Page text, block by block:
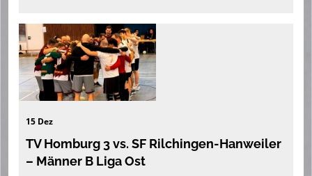
15 Dez
TV Homburg 3 vs. SF Rilchingen-Hanweiler
– Männer B Liga Ost